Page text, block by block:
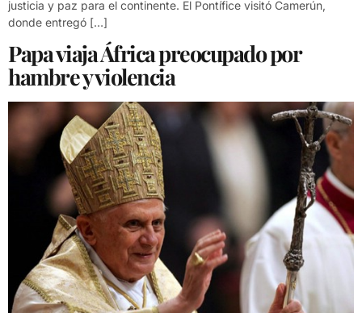
justicia y paz para el continente. El Pontífice visitó Camerún,
donde entregó […]
Papa viaja África preocupado por
hambre y violencia